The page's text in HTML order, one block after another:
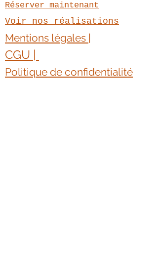
Réserver maintenant
Voir nos réalisations
Mentions légales |
CGU | ​
Politique de confidentialité